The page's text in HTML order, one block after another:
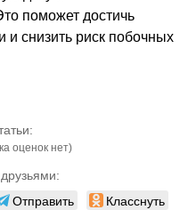
поможет достичь
снизить риск побочных
оценок нет)
Отправить Класснуть